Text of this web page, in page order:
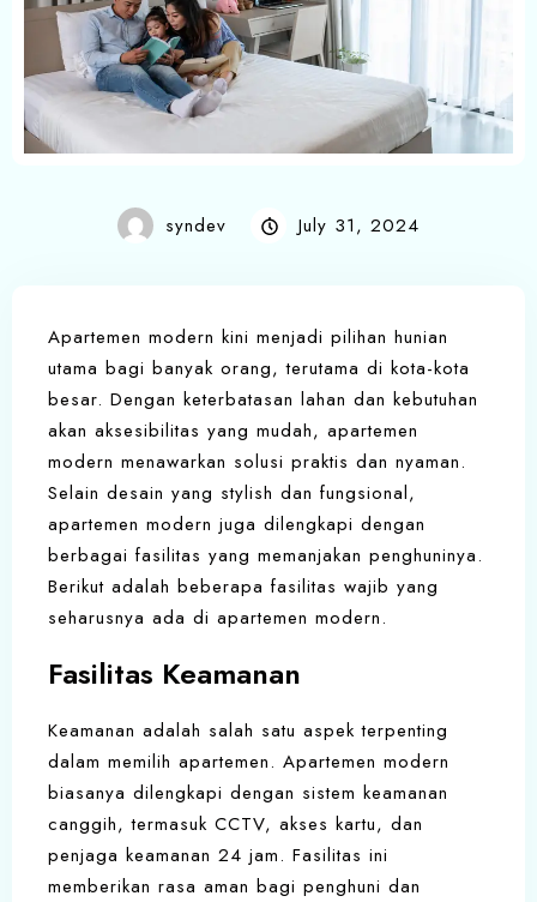
syndev July 31, 2024
Apartemen modern kini menjadi pilihan hunian
utama bagi banyak orang, terutama di kota-kota
besar. Dengan keterbatasan lahan dan kebutuhan
akan aksesibilitas yang mudah, apartemen
modern menawarkan solusi praktis dan nyaman.
Selain desain yang stylish dan fungsional,
apartemen modern juga dilengkapi dengan
berbagai fasilitas yang memanjakan penghuninya.
Berikut adalah beberapa fasilitas wajib yang
seharusnya ada di apartemen modern.
Fasilitas Keamanan
Keamanan adalah salah satu aspek terpenting
dalam memilih apartemen. Apartemen modern
biasanya dilengkapi dengan sistem keamanan
canggih, termasuk CCTV, akses kartu, dan
penjaga keamanan 24 jam. Fasilitas ini
memberikan rasa aman bagi penghuni dan